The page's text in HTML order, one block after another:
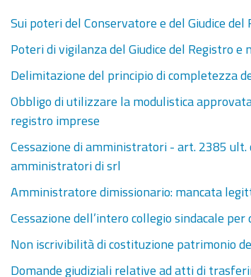
Sui poteri del Conservatore e del Giudice del
Poteri di vigilanza del Giudice del Registro e
Delimitazione del principio di completezza
Obbligo di utilizzare la modulistica
registro imprese
Cessazione di amministratori - art. 2385 ult.
amministratori di srl
Amministratore dimissionario: mancata
Cessazione dell’intero collegio sindacale
Non iscrivibilità di costituzione patrimonio
Domande giudiziali relative ad atti di